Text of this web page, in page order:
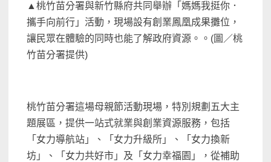
▲桃竹苗分署與新竹縣府共同舉辦「媽媽我挺你．
攜手向前行」活動，現場設有創業鳳凰成果攤位，
讓民眾在體驗的同時也能了解政府資源。。(圖／桃
竹苗分署提供)
桃竹苗分署這場母親節活動現場，特別規劃五大主
題展區，提供一站式就業與創業資源服務，包括
「女力導航站」、「女力升級所」、「女力換新
坊」、「女力共好市」及「女力幸福園」，從補助